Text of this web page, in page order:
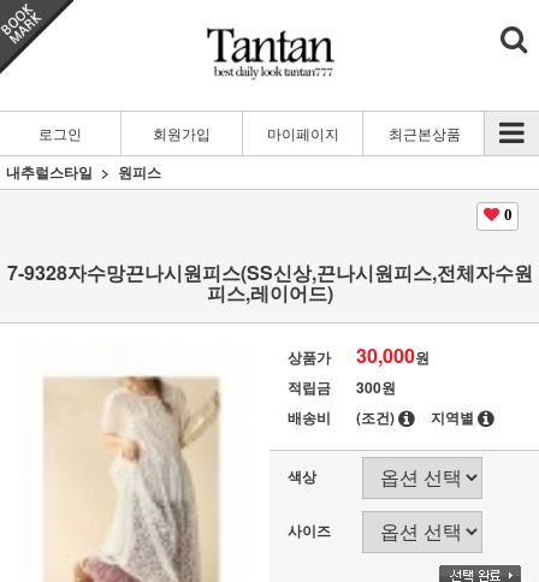
로그인 회원가입 마이페이지 최근본상품
내추럴스타일 원피스
0
7-9328자수망끈나시원피스(SS신상,끈나시원피스,전체자수원
피스,레이어드)
상품가 30,000원
적립금
300원
배송비
(조건) 지역별
색상
사이즈